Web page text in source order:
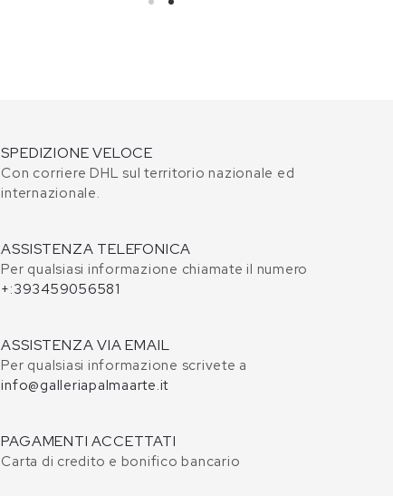
SPEDIZIONE VELOCE
Con corriere DHL sul territorio nazionale ed
internazionale.
ASSISTENZA TELEFONICA
Per qualsiasi informazione chiamate il numero
+:393459056581
ASSISTENZA VIA EMAIL
Per qualsiasi informazione scrivete a
info@galleriapalmaarte.it
PAGAMENTI ACCETTATI
Carta di credito e bonifico bancario